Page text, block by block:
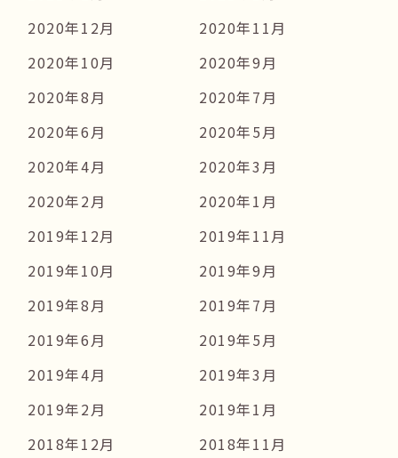
2020年12月
2020年11月
2020年10月
2020年9月
2020年8月
2020年7月
2020年6月
2020年5月
2020年4月
2020年3月
2020年2月
2020年1月
2019年12月
2019年11月
2019年10月
2019年9月
2019年8月
2019年7月
2019年6月
2019年5月
2019年4月
2019年3月
2019年2月
2019年1月
2018年12月
2018年11月